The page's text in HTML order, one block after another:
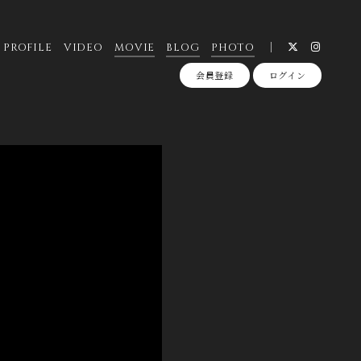
PROFILE VIDEO MOVIE BLOG PHOTO
会員登録 ログイン